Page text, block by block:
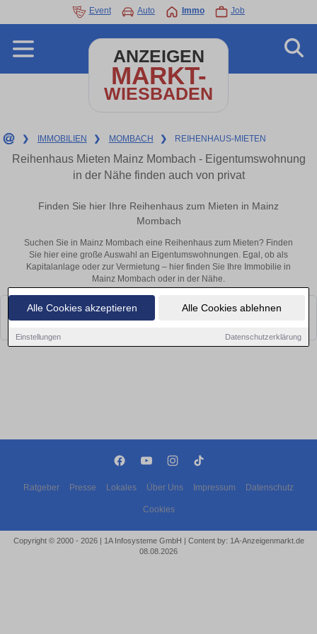
Alle Cookies akzeptieren Alle Cookies ablehnen
Einstellungen Datenschutzerklärung
Event Auto Immo Job
ANZEIGEN
MARKT-
WIESBADEN
❯ IMMOBILIEN ❯ MOMBACH ❯ REIHENHAUS-MIETEN
Reihenhaus Mieten Mainz Mombach - Eigentumswohnung
in der Nähe finden auch von privat
Finden Sie hier Ihre Reihenhaus zum Mieten in Mainz
Mombach
Suchen Sie in Mainz Mombach eine Reihenhaus zum Mieten? Finden
Sie hier eine große Auswahl an Eigentumswohnungen. Egal, ob als
Kapitalanlage oder zur Vermietung – hier finden Sie Ihre Immobilie in
Mainz Mombach oder in der Nähe.
Leider konnten wir derzeit keine passenden Objekte finden. Schauen Sie
bald wieder vorbei!
Ratgeber Presse Lokales Über Uns Impressum Datenschutz
Cookies
Copyright © 2000 - 2026 | 1A Infosysteme GmbH | Content by: 1A-Anzeigenmarkt.de
08.08.2026